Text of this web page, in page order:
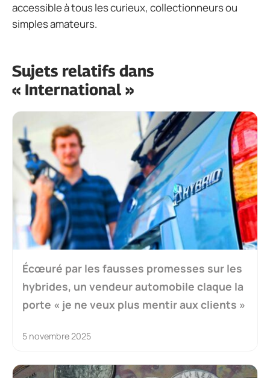
accessible à tous les curieux, collectionneurs ou
simples amateurs.
Sujets relatifs dans
« International »
Écœuré par les fausses promesses sur les
hybrides, un vendeur automobile claque la
porte « je ne veux plus mentir aux clients »
5 novembre 2025